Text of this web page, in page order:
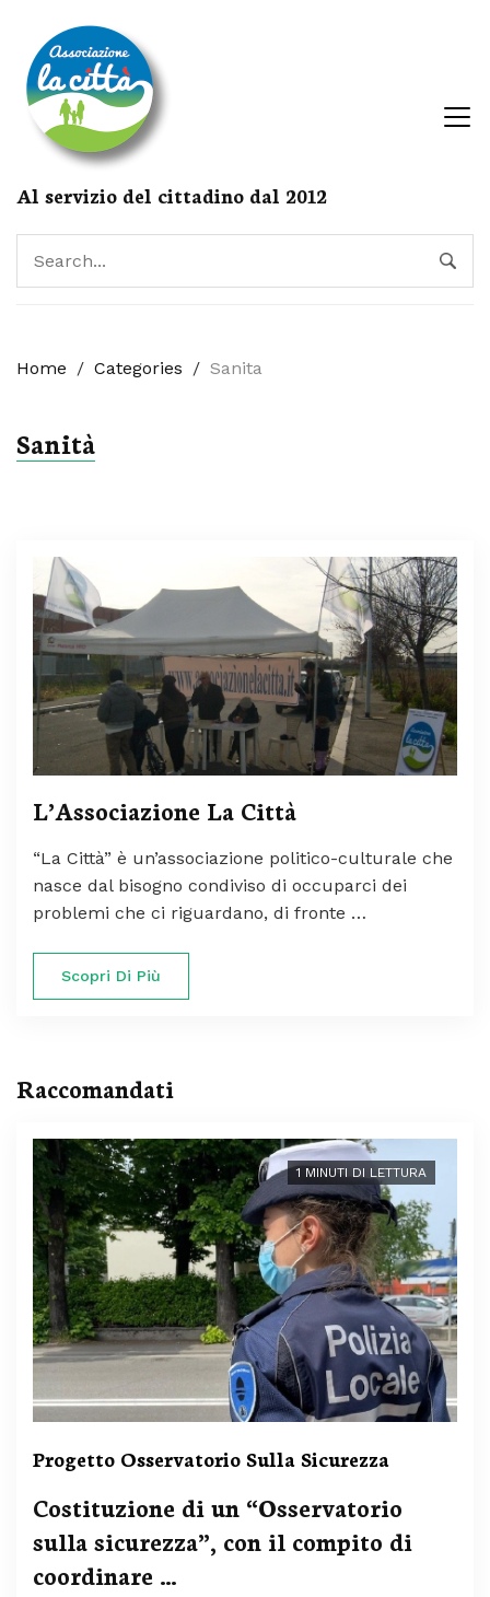
Al servizio del cittadino dal 2012
Home / Categories / Sanita
Sanità
L’Associazione La Città
“La Città” è un’associazione politico-culturale che
nasce dal bisogno condiviso di occuparci dei
problemi che ci riguardano, di fronte …
Scopri Di Più
Raccomandati
1 MINUTI DI LETTURA
Progetto Osservatorio Sulla Sicurezza
Costituzione di un “Osservatorio
sulla sicurezza”, con il compito di
coordinare …